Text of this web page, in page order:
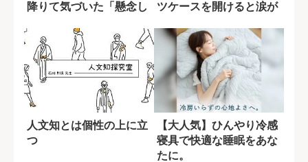
降りて気づいた「懸念し
ツケースを開けると涙が
人文知とは個性の上に立
つ
【大人気】ひんやり冷感
寝具で快適な睡眠をあな
たに。